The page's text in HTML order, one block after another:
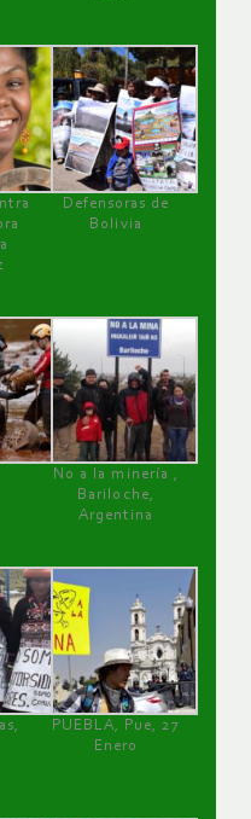
Defensoras de
Bolivia
No a la minería ,
Bariloche,
Argentina
PUEBLA, Pue, 27
Enero